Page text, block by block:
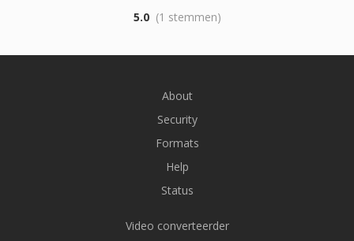
5.0 (1 stemmen)
About
Security
Formats
Help
Status
Video converteerder